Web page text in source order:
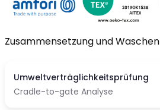
Zusammensetzung und Waschen